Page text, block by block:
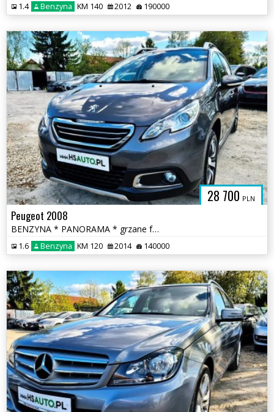
1.4 Benzyna KM 140 2012 190000
28 700 PLN
Peugeot 2008
BENZYNA * PANORAMA * grzane fotele * niski przebieg * OKAZJA
1.6 Benzyna KM 120 2014 140000